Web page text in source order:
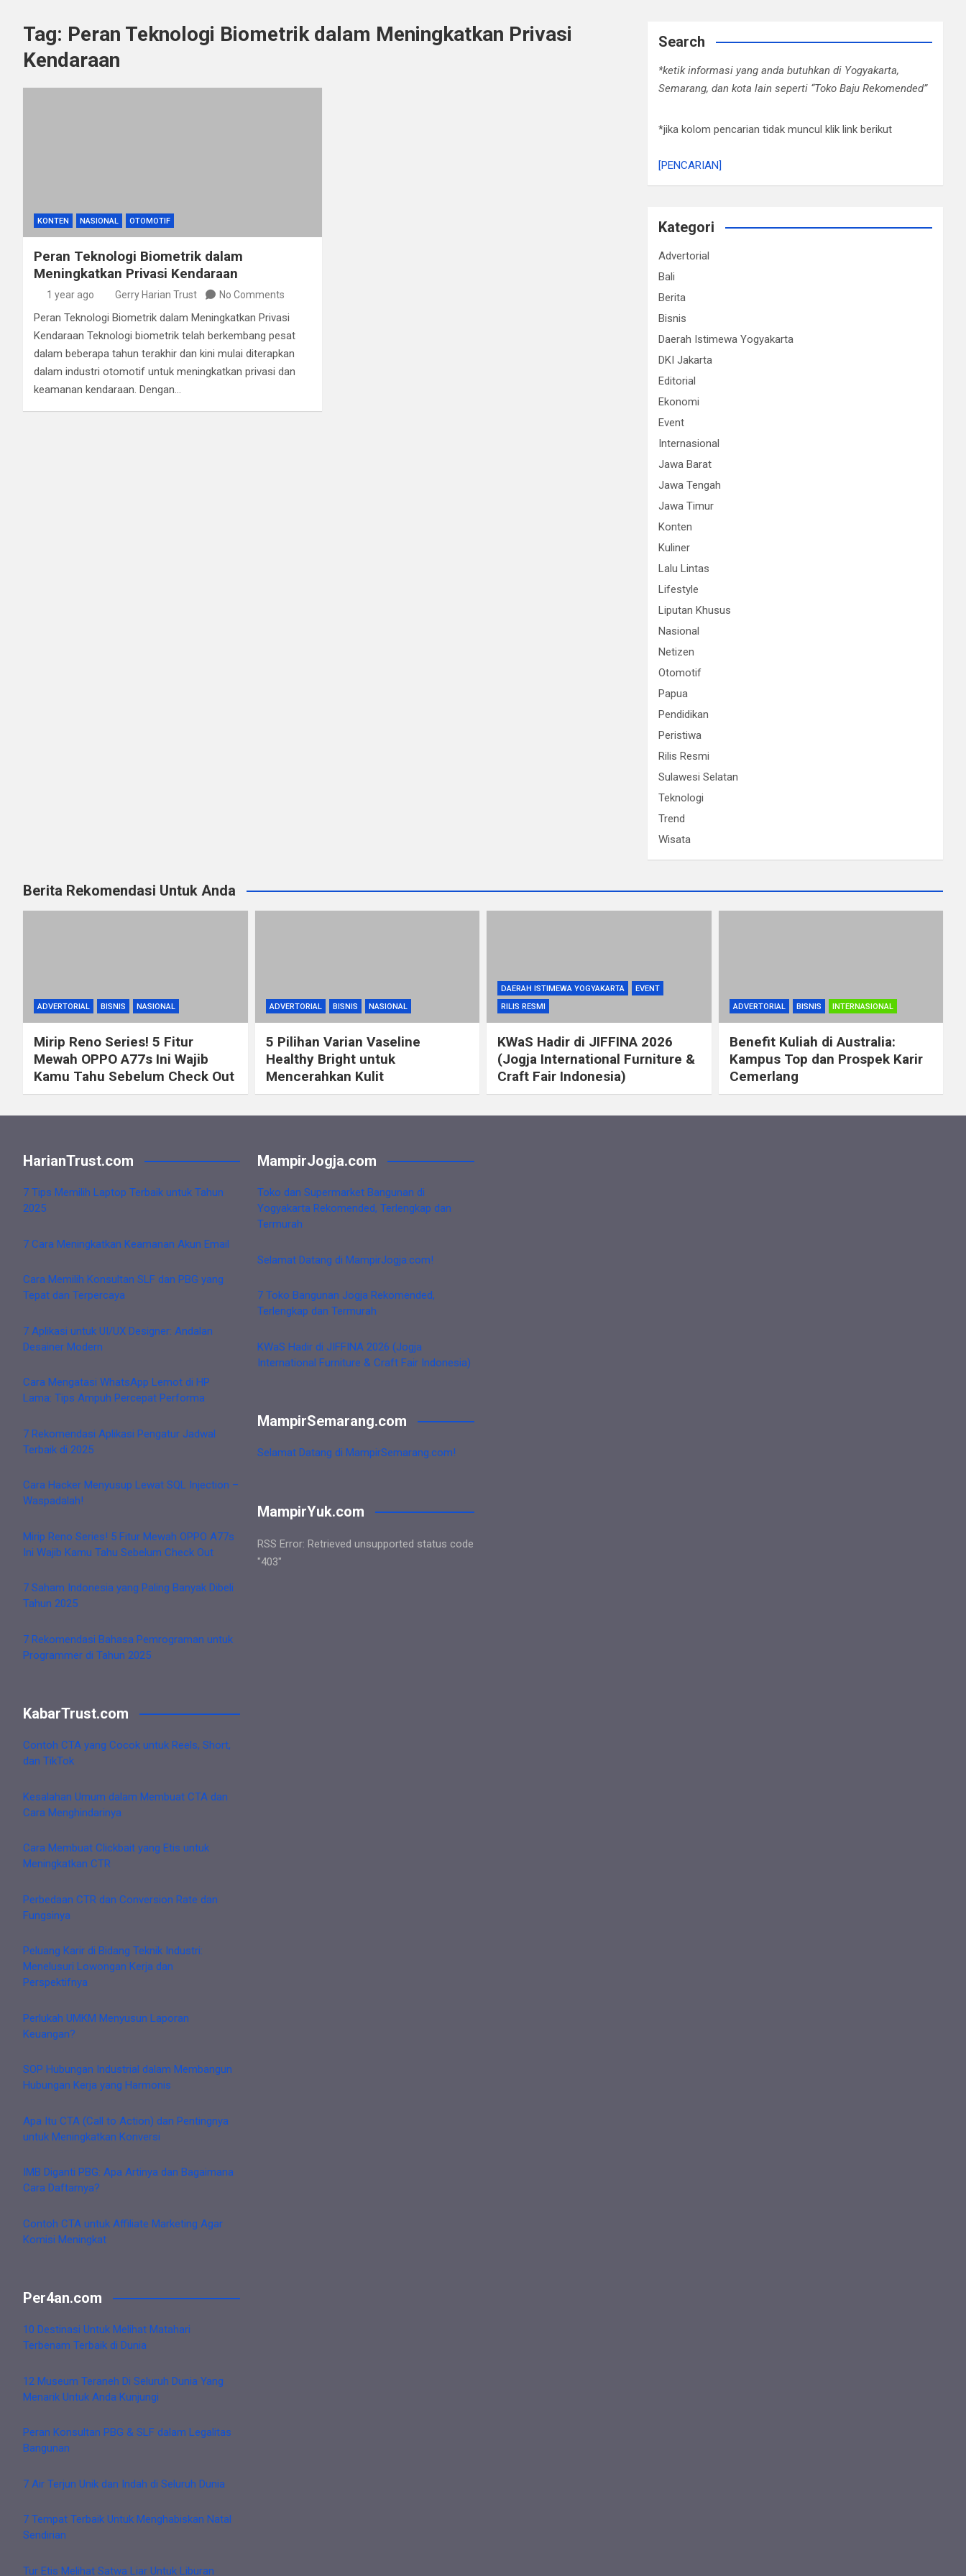
Tag: Peran Teknologi Biometrik dalam Meningkatkan Privasi
Kendaraan
KONTEN NASIONAL OTOMOTIF
Peran Teknologi Biometrik dalam
Meningkatkan Privasi Kendaraan
1 year ago Gerry Harian Trust No Comments
Peran Teknologi Biometrik dalam Meningkatkan Privasi
Kendaraan Teknologi biometrik telah berkembang pesat
dalam beberapa tahun terakhir dan kini mulai diterapkan
dalam industri otomotif untuk meningkatkan privasi dan
keamanan kendaraan. Dengan…
Search
*ketik informasi yang anda butuhkan di Yogyakarta,
Semarang, dan kota lain seperti “Toko Baju Rekomended”
*jika kolom pencarian tidak muncul klik link berikut
[PENCARIAN]
Kategori
Advertorial
Bali
Berita
Bisnis
Daerah Istimewa Yogyakarta
DKI Jakarta
Editorial
Ekonomi
Event
Internasional
Jawa Barat
Jawa Tengah
Jawa Timur
Konten
Kuliner
Lalu Lintas
Lifestyle
Liputan Khusus
Nasional
Netizen
Otomotif
Papua
Pendidikan
Peristiwa
Rilis Resmi
Sulawesi Selatan
Teknologi
Trend
Wisata
Berita Rekomendasi Untuk Anda
ADVERTORIAL BISNIS NASIONAL
Mirip Reno Series! 5 Fitur
Mewah OPPO A77s Ini Wajib
Kamu Tahu Sebelum Check Out
ADVERTORIAL BISNIS NASIONAL
5 Pilihan Varian Vaseline
Healthy Bright untuk
Mencerahkan Kulit
DAERAH ISTIMEWA YOGYAKARTA
EVENT
RILIS RESMI
KWaS Hadir di JIFFINA 2026
(Jogja International Furniture &
Craft Fair Indonesia)
ADVERTORIAL BISNIS INTERNASIONAL
Benefit Kuliah di Australia:
Kampus Top dan Prospek Karir
Cemerlang
HarianTrust.com
7 Tips Memilih Laptop Terbaik untuk Tahun
2025
7 Cara Meningkatkan Keamanan Akun Email
Cara Memilih Konsultan SLF dan PBG yang
Tepat dan Terpercaya
7 Aplikasi untuk UI/UX Designer: Andalan
Desainer Modern
Cara Mengatasi WhatsApp Lemot di HP
Lama: Tips Ampuh Percepat Performa
7 Rekomendasi Aplikasi Pengatur Jadwal
Terbaik di 2025
Cara Hacker Menyusup Lewat SQL Injection –
Waspadalah!
Mirip Reno Series! 5 Fitur Mewah OPPO A77s
Ini Wajib Kamu Tahu Sebelum Check Out
7 Saham Indonesia yang Paling Banyak Dibeli
Tahun 2025
7 Rekomendasi Bahasa Pemrograman untuk
Programmer di Tahun 2025
KabarTrust.com
Contoh CTA yang Cocok untuk Reels, Short,
dan TikTok
Kesalahan Umum dalam Membuat CTA dan
Cara Menghindarinya
Cara Membuat Clickbait yang Etis untuk
Meningkatkan CTR
Perbedaan CTR dan Conversion Rate dan
Fungsinya
Peluang Karir di Bidang Teknik Industri:
Menelusuri Lowongan Kerja dan
Perspektifnya
Perlukah UMKM Menyusun Laporan
Keuangan?
SOP Hubungan Industrial dalam Membangun
Hubungan Kerja yang Harmonis
Apa Itu CTA (Call to Action) dan Pentingnya
untuk Meningkatkan Konversi
IMB Diganti PBG: Apa Artinya dan Bagaimana
Cara Daftarnya?
Contoh CTA untuk Affiliate Marketing Agar
Komisi Meningkat
Per4an.com
10 Destinasi Untuk Melihat Matahari
Terbenam Terbaik di Dunia
12 Museum Teraneh Di Seluruh Dunia Yang
Menarik Untuk Anda Kunjungi
Peran Konsultan PBG & SLF dalam Legalitas
Bangunan
7 Air Terjun Unik dan Indah di Seluruh Dunia
7 Tempat Terbaik Untuk Menghabiskan Natal
Sendirian
Tur Etis Melihat Satwa Liar Untuk Liburan
MampirJogja.com
Toko dan Supermarket Bangunan di
Yogyakarta Rekomended, Terlengkap dan
Termurah
Selamat Datang di MampirJogja.com!
7 Toko Bangunan Jogja Rekomended,
Terlengkap dan Termurah
KWaS Hadir di JIFFINA 2026 (Jogja
International Furniture & Craft Fair Indonesia)
MampirSemarang.com
Selamat Datang di MampirSemarang.com!
MampirYuk.com
RSS Error: Retrieved unsupported status code
"403"